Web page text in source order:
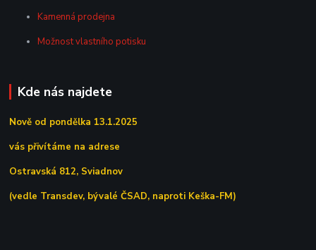
Kamenná prodejna
Možnost vlastního potisku
Kde nás najdete
Nově od pondělka 13.1.2025
vás přivítáme na adrese
Ostravská 812, Sviadnov
(vedle Transdev, bývalé ČSAD, naproti Keška-FM)